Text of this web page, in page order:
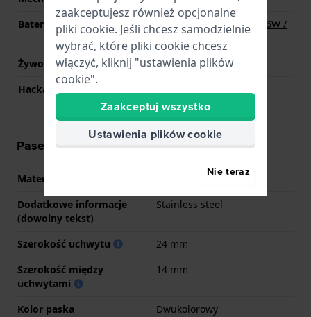
Bateria
Renata R394 394 / SR936W /
Żywotność baterii
36 miesiące
Hackable
Pasek - informacje
Materiał Paska
Dodatkowe informacje
(dowolny tekst)
Stainless steel
Szerokość uchwytu
24 mm
Szerokość między
uchwytami
14 mm
Kolor paska
Dwukolorowy
zaakceptujesz również opcjonalne
pliki cookie. Jeśli chcesz samodzielnie
wybrać, które pliki cookie chcesz
włączyć, kliknij "ustawienia plików
cookie".
Zaakceptuj wszystko
Ustawienia plików cookie
Nie teraz